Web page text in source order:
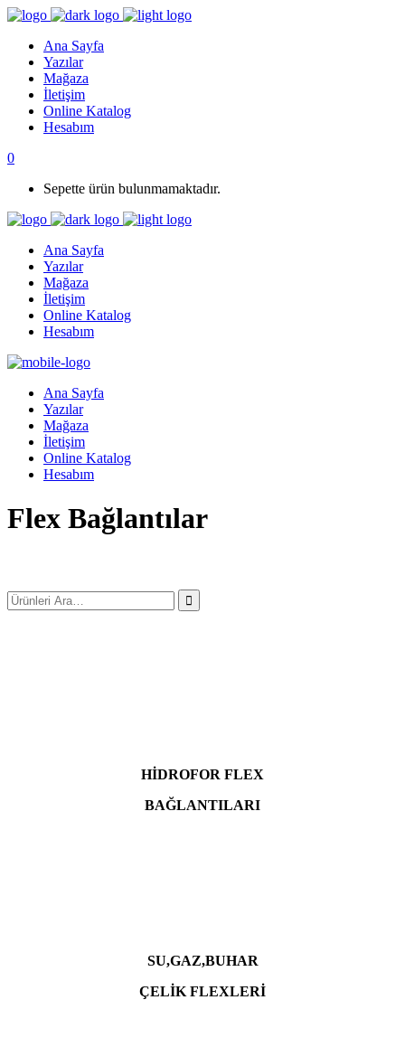
Ana Sayfa
Yazılar
Mağaza
İletişim
Online Katalog
Hesabım
0
Sepette ürün bulunmamaktadır.
Ana Sayfa
Yazılar
Mağaza
İletişim
Online Katalog
Hesabım
Ana Sayfa
Yazılar
Mağaza
İletişim
Online Katalog
Hesabım
Flex Bağlantılar
HİDROFOR FLEX
BAĞLANTILARI
SU,GAZ,BUHAR
ÇELİK FLEXLERİ